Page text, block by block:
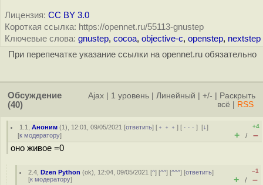
Лицензия: CC BY 3.0
Короткая ссылка: https://opennet.ru/55113-gnustep
Ключевые слова: gnustep, cocoa, objective-c, openstep, nextstep
При перепечатке указание ссылки на opennet.ru обязательно
Обсуждение
(40)
Ajax 1 уровень Линейный +/-
Раскрыть
всё
RSS
1.1 ,Аноним (1), 12:01, 09/05/2021 [ответить] [ ﹢﹢﹢] [ · · ·][↓]
[к модератору]
+4
+ / –
оно живое =0
2.4 ,Dzen Python (ok), 12:04, 09/05/2021 [^] [^^] [^^^] [ответить]
[к модератору]
–1
+ / –